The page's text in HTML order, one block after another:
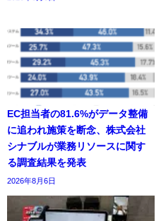
EC担当者の81.6%がデータ整備
に追われ施策を断念、株式会社
シナブルが業務リソースに関す
る調査結果を発表
2026年8月6日